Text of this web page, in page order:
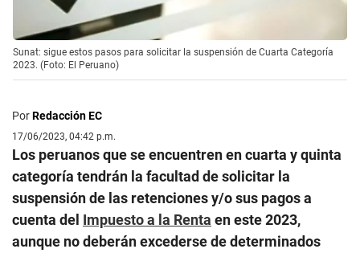
Sunat: sigue estos pasos para solicitar la suspensión de Cuarta Categoría
2023. (Foto: El Peruano)
PorRedacción EC
17/06/2023, 04:42 p.m.
Los peruanos que se encuentren en cuarta y quinta
categoría tendrán la facultad de solicitar la
suspensión de las retenciones y/o sus pagos a
cuenta del Impuesto a la Renta en este 2023,
aunque no deberán excederse de determinados